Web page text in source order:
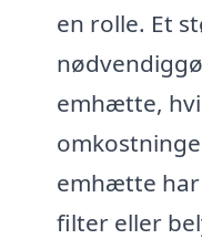
en rolle. Et
emhætte,
emhætte har
filter eller